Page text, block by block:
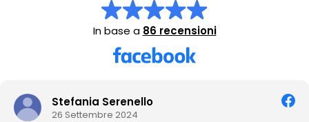
In base a 86 recensioni
Stefania Serenello
26 Settembre 2024